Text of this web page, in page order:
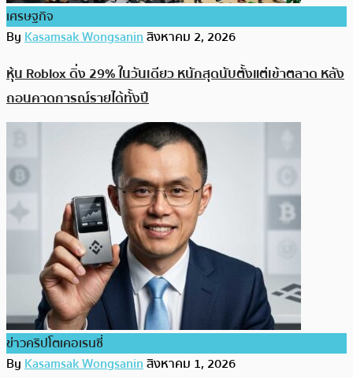
เศรษฐกิจ
ByKasamsak Wongsaninสิงหาคม 2, 2026
หุ้น Roblox ดิ่ง 29% ในวันเดียว หนักสุดนับตั้งแต่เข้าตลาด หลัง
ถอนคาดการณ์รายได้ทั้งปี
ข่าวคริปโตเคอเรนซี่
ByKasamsak Wongsaninสิงหาคม 1, 2026